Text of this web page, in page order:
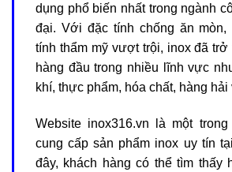
dụng phổ biến nhất trong ngành
đại. Với đặc tính chống ăn mòn,
tính thẩm mỹ vượt trội, inox đã
hàng đầu trong nhiều lĩnh vực
khí, thực phẩm, hóa chất, hàng hải
Website inox316.vn là một
cung cấp sản phẩm inox uy tín
đây, khách hàng có thể tìm thấy